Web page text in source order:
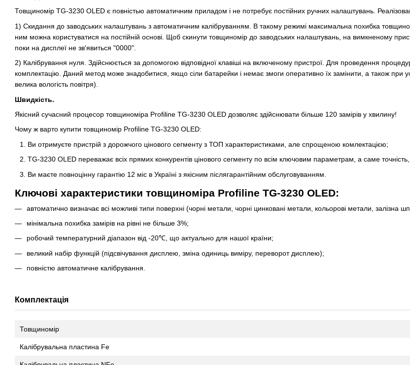
Товщиномір TG-3230 OLED є повністью автоматичним приладом і не потребує постійних ручних налаштувань.
1) Скидання до заводських налаштувань з автоматичним калібруванням. В такому режимі максимальна похибка
ним можна користуватися на постійній основі. Щоб скинути товщиномір до заводських налаштувань, на вимкненому
поки на дисплеї не зв'явиться "0000".
2) Калібрування нуля. Здійснюється за допомогою відповідної клавіші на включеному пристрої. Для проведення
комплектацію. Даний метод може знадобитися, якщо сіли батарейки і немає змоги оперативно їх замінити, а також при
велика вологість повітря).
Швидкість.
Якісний сучасний процесор товщиноміра Profiline TG-3230 OLED дозволяє здійснювати більше 120 замірів у хвилину!
Чому ж варто купити товщиномір Profiline TG-3230 OLED:
Ви отримуєте пристрій з дорожчого цінового сегменту з ТОП характеристиками, але спрощеною комлектацією;
TG-3230 OLED переважає всіх прямих конкурентів цінового сегменту по всім ключовим параметрам, а саме точність,
Ви маєте повноцінну гарантію 12 міс в Україні з якісним післягарантійним обслуговуванням.
Ключові характеристики товщиноміра Profiline TG-3230 OLED:
автоматично визначає всі можливі типи поверхні (чорні метали, чорні цинковані метали, кольорові метали, залізна
мінімальна похибка замірів на рівні не більше 3%;
робочий температурний діапазон від -20℃, що актуально для нашої країни;
великий набір функцій (підсвічування дисплею, зміна одиниць виміру, переворот дисплею);
повністю автоматичне калібрування.
Комплектація
Товщиномір
Калібрувальна пластина Fe